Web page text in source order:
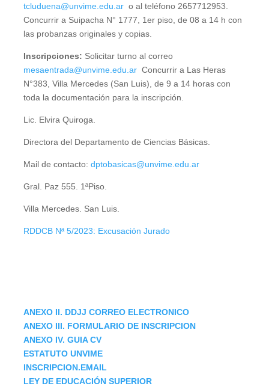
tcluduena@unvime.edu.aro al teléfono 2657712953.
Concurrir a Suipacha N° 1777, 1er piso, de 08 a 14 h con
las probanzas originales y copias.
Inscripciones: Solicitar turno al correo
mesaentrada@unvime.edu.arConcurrir a Las Heras
N°383, Villa Mercedes (San Luis), de 9 a 14 horas con
toda la documentación para la inscripción.
Lic. Elvira Quiroga.
Directora del Departamento de Ciencias Básicas.
Mail de contacto: dptobasicas@unvime.edu.ar
Gral. Paz 555. 1ªPiso.
Villa Mercedes. San Luis.
RDDCB Nª 5/2023: Excusación Jurado
ANEXO II. DDJJ CORREO ELECTRONICO
ANEXO III. FORMULARIO DE INSCRIPCION
ANEXO IV. GUIA CV
ESTATUTO UNVIME
INSCRIPCION.EMAIL
LEY DE EDUCACIÓN SUPERIOR